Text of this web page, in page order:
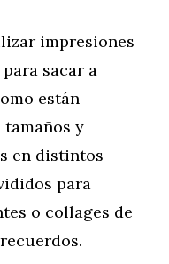
impresiones
sacar a
están
y
en distintos
para
o collages de